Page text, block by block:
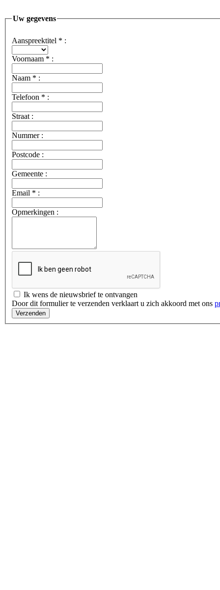
Uw gegevens
Aanspreektitel * :
Voornaam * :
Naam * :
Telefoon * :
Straat :
Nummer :
Postcode :
Gemeente :
Email * :
Opmerkingen :
Ik wens de nieuwsbrief te ontvangen
Door dit formulier te verzenden verklaart u zich akkoord met ons
Verzenden